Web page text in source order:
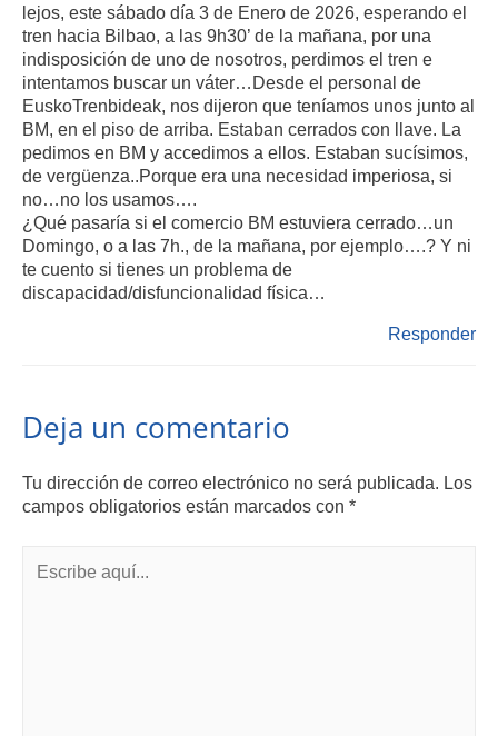
lejos, este sábado día 3 de Enero de 2026, esperando el
tren hacia Bilbao, a las 9h30’ de la mañana, por una
indisposición de uno de nosotros, perdimos el tren e
intentamos buscar un váter…Desde el personal de
EuskoTrenbideak, nos dijeron que teníamos unos junto al
BM, en el piso de arriba. Estaban cerrados con llave. La
pedimos en BM y accedimos a ellos. Estaban sucísimos,
de vergüenza..Porque era una necesidad imperiosa, si
no…no los usamos….
¿Qué pasaría si el comercio BM estuviera cerrado…un
Domingo, o a las 7h., de la mañana, por ejemplo….? Y ni
te cuento si tienes un problema de
discapacidad/disfuncionalidad física…
Responder
Deja un comentario
Tu dirección de correo electrónico no será publicada. Los
campos obligatorios están marcados con *